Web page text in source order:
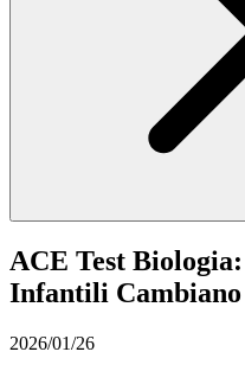
ACE Test
Infantili Cambiano
2026/01/26